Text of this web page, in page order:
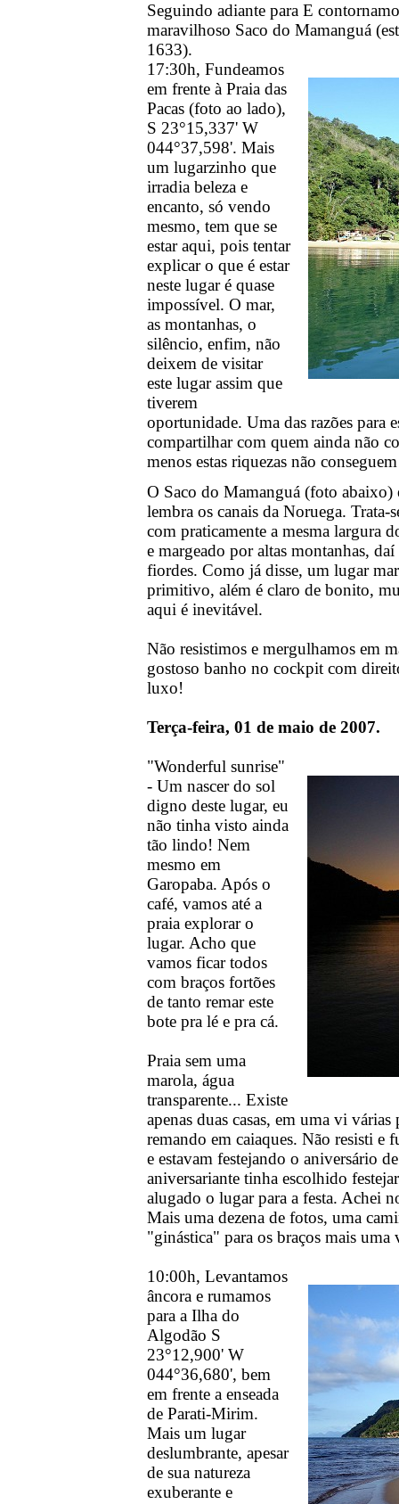
Seguindo adiante para E
maravilhoso Saco do Mamanguá
1633).
17:30h, Fundeamos
em frente à Praia das
Pacas (foto ao lado),
S 23°15,337' W
044°37,598'. Mais
um lugarzinho que
irradia beleza e
encanto, só vendo
mesmo, tem que se
estar aqui, pois tentar
explicar o que é estar
neste lugar é quase
impossível. O mar,
as montanhas, o
silêncio, enfim, não
deixem de visitar
este lugar assim que
tiverem
oportunidade. Uma das razões para
compartilhar com quem ainda não
menos estas riquezas não
O Saco do Mamanguá (foto
lembra os canais da Noruega.
com praticamente a mesma largura
e margeado por altas montanhas,
fiordes. Como já disse, um lugar
primitivo, além é claro de bonito,
aqui é inevitável.
Não resistimos e mergulhamos em
gostoso banho no cockpit com
luxo!
Terça-feira, 01 de maio de 2007.
"Wonderful sunrise"
- Um nascer do sol
digno deste lugar, eu
não tinha visto ainda
tão lindo! Nem
mesmo em
Garopaba. Após o
café, vamos até a
praia explorar o
lugar. Acho que
vamos ficar todos
com braços fortões
de tanto remar este
bote pra lé e pra cá.
Praia sem uma
marola, água
transparente... Existe
apenas duas casas, em uma vi
remando em caiaques. Não resisti e
e estavam festejando o aniversário
aniversariante tinha escolhido
alugado o lugar para a festa. Achei
Mais uma dezena de fotos, uma
"ginástica" para os braços mais uma
10:00h, Levantamos
âncora e rumamos
para a Ilha do
Algodão S
23°12,900' W
044°36,680', bem
em frente a enseada
de Parati-Mirim.
Mais um lugar
deslumbrante, apesar
de sua natureza
exuberante e